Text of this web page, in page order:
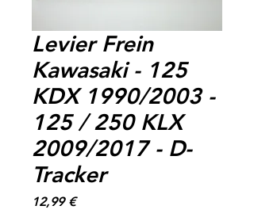
Levier Frein
Kawasaki - 125
KDX 1990/2003 -
125 / 250 KLX
2009/2017 - D-
Tracker
12,99 €Prix